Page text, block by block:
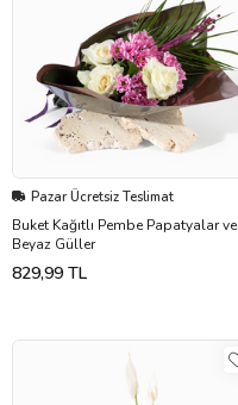
Pazar Ücretsiz Teslimat
Buket Kağıtlı Pembe Papatyalar ve
Beyaz Güller
829,99 TL